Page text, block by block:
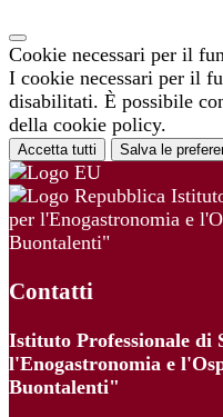
Cookie necessari per il
I cookie necessari per il
disabilitati. È possibile
della cookie policy.
Accetta tutti Salva le
per l'Enogastronomia e
Buontalenti"
Contatti
Istituto Professionale di
l'Enogastronomia e
Buontalenti"